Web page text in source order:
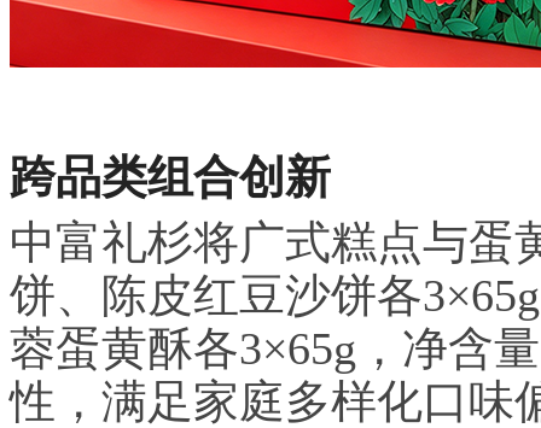
跨品类组合创新
中富礼杉将广式糕点与蛋
饼、陈皮红豆沙饼各
蓉蛋黄酥各3×65g，净含
性，满足家庭多样化口味